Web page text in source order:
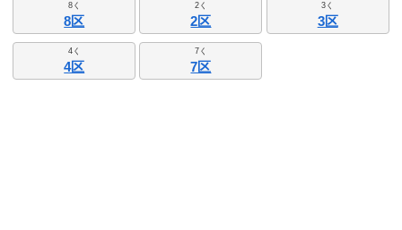
8く
8区
2く
2区
3く
3区
4く
4区
7く
7区